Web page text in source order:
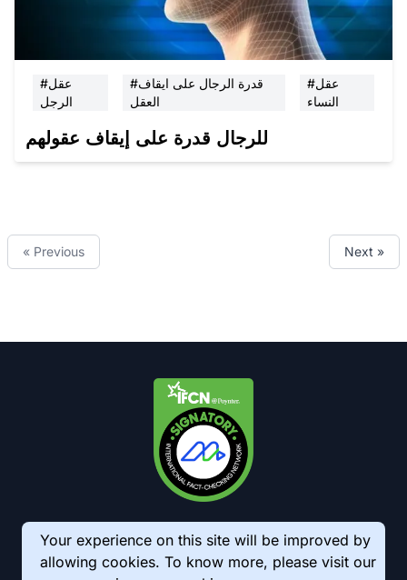
#عقل
الرجل
#قدرة الرجال على ايقاف
العقل
#عقل
النساء
للرجال قدرة على إيقاف عقولهم
« Previous Next »
Your experience on this site will be improved by
allowing cookies. To know more, please visit our